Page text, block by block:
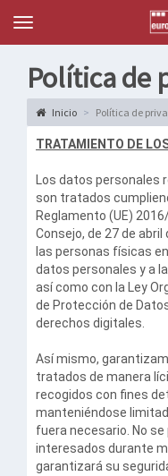
Topten
Menu
Política de
Inicio Política de
TRATAMIENTO DE
Los datos personales
son tratados
Reglamento (UE)
Consejo, de 27 de
las personas físicas
datos personales y a
así como con la Ley
de Protección de
derechos digitales.
Así mismo,
tratados de manera
recogidos con fines
manteniéndose
fuera necesario. No
interesados durante
garantizará su